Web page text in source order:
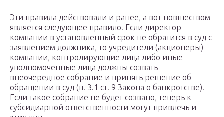
Эти правила действовали и ранее, а вот новшеством
является следующее правило. Если директор
компании в установленный срок не обратится в суд с
заявлением должника, то учредители (акционеры)
компании, контролирующие лица либо иные
уполномоченные лица должны созвать
внеочередное собрание и принять решение об
обращении в суд (п. 3.1 ст. 9 Закона о банкротстве).
Если такое собрание не будет созвано, теперь к
субсидиарной ответственности могут привлечь и